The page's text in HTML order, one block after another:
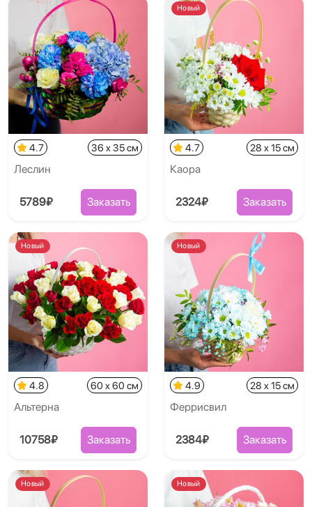
4.7 36 x 35 см
Леслин
5789₽ Заказать
Новый
4.7 28 x 15 см
Каора
2324₽ Заказать
Новый
4.8 60 x 60 см
Альтерна
10758₽ Заказать
Новый
4.9 28 x 15 см
Феррисвил
2384₽ Заказать
Новый Новый